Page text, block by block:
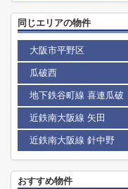
同じエリアの物件
大阪市平野区
瓜破西
地下鉄谷町線 喜連瓜破
近鉄南大阪線 矢田
近鉄南大阪線 針中野
おすすめ物件